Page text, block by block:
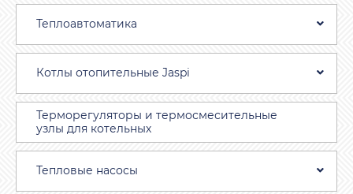
Теплоавтоматика
Котлы отопительные Jaspi
Терморегуляторы и термосмесительные
узлы для котельных
Тепловые насосы